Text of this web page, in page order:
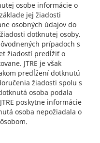
osobe informácie o
jej žiadosti
osobných údajov do
dotknutej osoby.
prípadoch s
žiadostí predĺžiť o
JTRE je však
predĺžení dotknutú
žiadosti spolu s
osoba podala
poskytne informácie
osoba nepožiadala o